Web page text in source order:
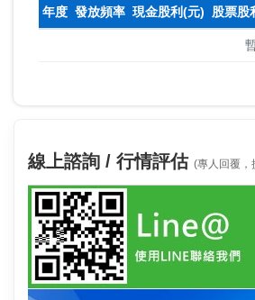
年度 發放頻率 現金股利(元) 股票股
線上諮詢 / 行情評估 (專人回覆，